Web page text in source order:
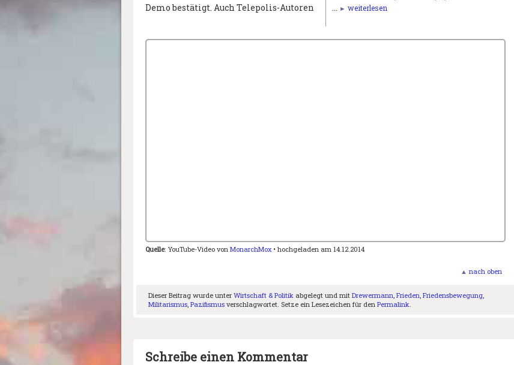
Demo bestätigt. Auch Telepolis-Autoren
… ► weiterlesen
Quelle: YouTube-Video von MonarchMox• hochgeladen am 14.12.2014
▲ nach oben
Dieser Beitrag wurde unter Wirtschaft & Politik abgelegt und mit Drewermann, Frieden, Friedensbewegung,
Militarismus, Pazifismus verschlagwortet. Setze ein Lesezeichen für den Permalink.
Schreibe einen Kommentar